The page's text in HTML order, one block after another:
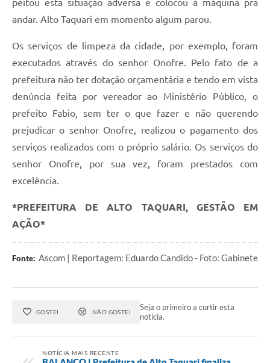
peitou esta situação adversa e colocou a máquina pra
andar. Alto Taquari em momento algum parou.
Os serviços de limpeza da cidade, por exemplo, foram
executados através do senhor Onofre. Pelo fato de a
prefeitura não ter dotação orçamentária e tendo em vista
denúncia feita por vereador ao Ministério Público, o
prefeito Fabio, sem ter o que fazer e não querendo
prejudicar o senhor Onofre, realizou o pagamento dos
serviços realizados com o próprio salário. Os serviços do
senhor Onofre, por sua vez, foram prestados com
excelência.
*PREFEITURA DE ALTO TAQUARI, GESTÃO EM
AÇÃO*
Fonte: Ascom | Reportagem: Eduardo Candido - Foto: Gabinete
GOSTEI NÃO GOSTEI
Seja o primeiro a curtir esta
notícia.
NOTÍCIA MAIS RECENTE